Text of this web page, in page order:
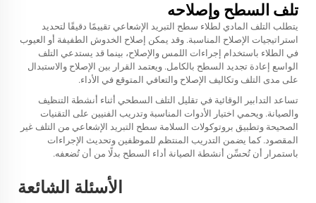
تلف السطح وإصلاحه
يتطلب التلف المادي لطلاء سطح التبريد الإشعاعي تقييمًا دقيقًا لتحديد
استراتيجيات الإصلاح المناسبة. وقد يمكن إصلاح الخدوش الطفيفة أو العيوب
في الطلاء باستخدام إجراءات اللمس والإصلاح، بينما قد يستدعي التلف
الواسع إعادة تجديد السطح بالكامل. ويعتمد القرار بين الإصلاح والاستبدال
على مدى التلف وتكاليف الإصلاح والتعافي المتوقع في الأداء.
تساعد التدابير الوقائية في تقليل التلف السطحي أثناء أنشطة التنظيف
والصيانة. ويحمي اختيار الأدوات المناسبة وتدريب الفنيين على التقنيات
الصحيحة وتطبيق بروتوكولات السلامة سطح التبريد الإشعاعي من التلف غير
المقصود. كما يضمن التدريب المنتظم للموظفين وتحديث الإجراءات
باستمرار أن تُحسِّن أنشطة الصيانة أداء السطح بدلًا من أن تُضعفه.
الأسئلة الشائعة